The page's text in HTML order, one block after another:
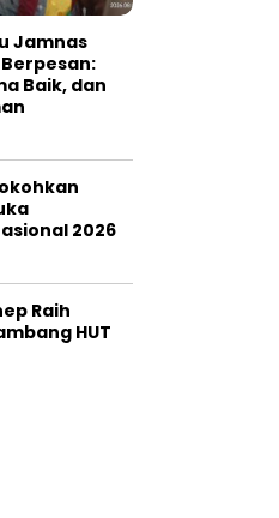
HUT ke-81
Jamnas
Baik, dan
2026
Raih
HUT